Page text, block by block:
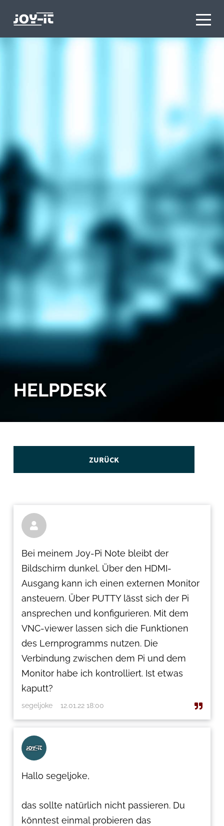
HELPDESK
ZURÜCK

Bei meinem Joy-Pi Note bleibt der
Bildschirm dunkel. Über den HDMI-
Ausgang kann ich einen externen Monitor
ansteuern. Über PUTTY lässt sich der Pi
ansprechen und konfigurieren. Mit dem
VNC-viewer lassen sich die Funktionen
des Lernprogramms nutzen. Die
Verbindung zwischen dem Pi und dem
Monitor habe ich kontrolliert. Ist etwas
kaputt?
segeljoke 12.01.22 18:00
Hallo segeljoke,
das sollte natürlich nicht passieren. Du
könntest einmal probieren das